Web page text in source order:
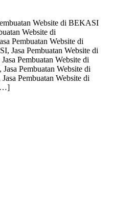
Website di BEKASI
Website di
Pembuatan Website di
Jasa Pembuatan Website di
Pembuatan Website di
Pembuatan Website di
Pembuatan Website di